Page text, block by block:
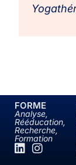
FORME
Analyse,
Rééducation,
Recherche,
Formation